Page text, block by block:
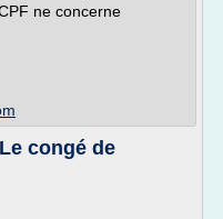
ne concerne
congé de